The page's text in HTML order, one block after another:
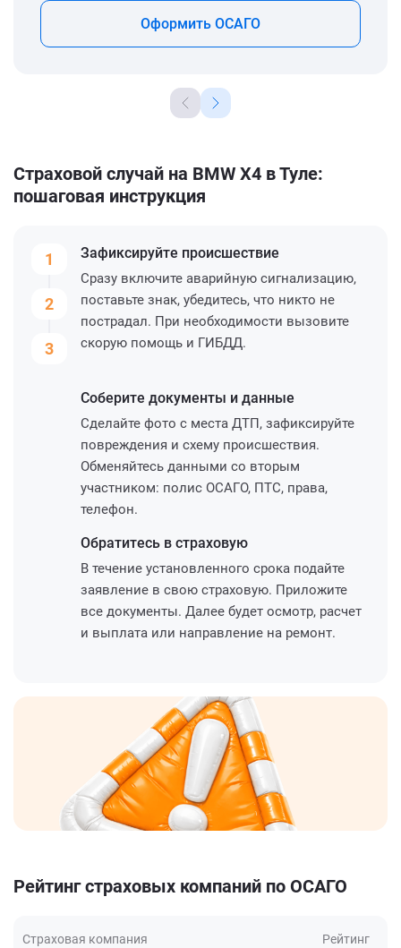
Оформить ОСАГО
Страховой случай на BMW X4 в Туле:
пошаговая инструкция
1
2
3
Зафиксируйте происшествие
Сразу включите аварийную сигнализацию,
поставьте знак, убедитесь, что никто не
пострадал. При необходимости вызовите
скорую помощь и ГИБДД.
Соберите документы и данные
Сделайте фото с места ДТП, зафиксируйте
повреждения и схему происшествия.
Обменяйтесь данными со вторым
участником: полис ОСАГО, ПТС, права,
телефон.
Обратитесь в страховую
В течение установленного срока подайте
заявление в свою страховую. Приложите
все документы. Далее будет осмотр, расчет
и выплата или направление на ремонт.
Рейтинг страховых компаний по ОСАГО
Страховая компания Рейтинг